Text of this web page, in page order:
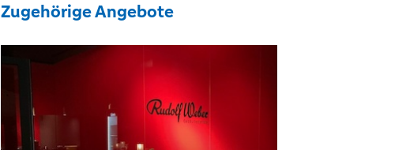
Zugehörige Angebote